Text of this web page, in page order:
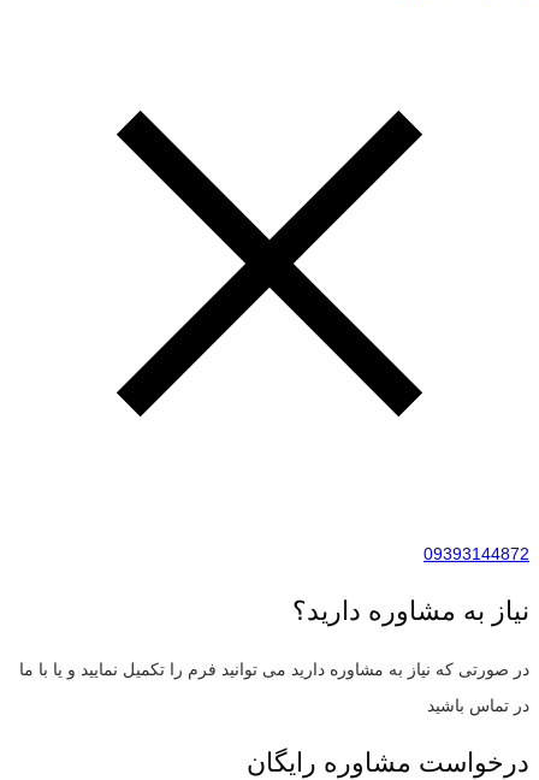
09393144872
نیاز به مشاوره دارید؟
در صورتی که نیاز به مشاوره دارید می توانید فرم را تکمیل نمایید و یا با ما
در تماس باشید
درخواست مشاوره رایگان